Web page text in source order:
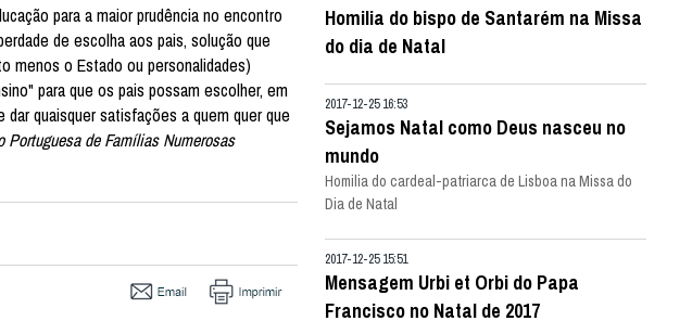
para a maior prudência no encontro
de escolha aos pais, solução que
menos o Estado ou personalidades)
para que os pais possam escolher, em
quaisquer satisfações a quem quer que
Portuguesa de Famílias Numerosas
Homilia do bispo de Santarém na Missa
do dia de Natal
2017-12-25 16:53
Sejamos Natal como Deus nasceu no
mundo
Homilia do cardeal-patriarca de Lisboa na Missa do
Dia de Natal
2017-12-25 15:51
Mensagem Urbi et Orbi do Papa
Francisco no Natal de 2017